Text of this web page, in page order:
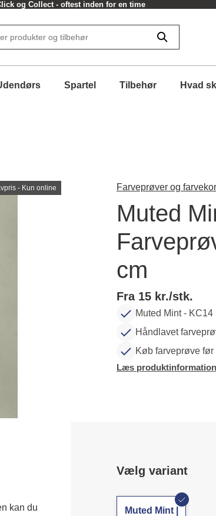
og Collect - oftest inden for en time
Spartel Tilbehør Hvad
- Kun online
kan du
Farveprøver og
Muted
cm
Fra 15 kr./stk.
Muted Mint - KC14
Håndlavet
Køb farveprøve før
Læs
Vælg variant
Muted Mint |